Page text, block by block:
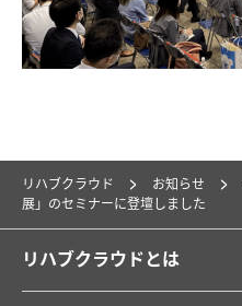
リハブクラウド お知らせ
展」のセミナーに登壇しました
リハブクラウドとは